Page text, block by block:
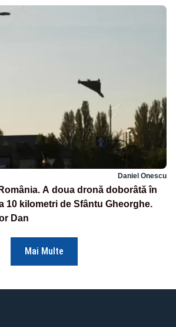
Daniel Onescu
A doua dronă doborâtă în
10 kilometri de Sfântu Gheorghe.
Dan
Mai Multe